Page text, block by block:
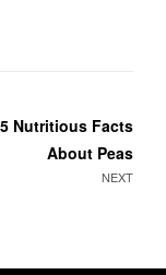
NEXT
Nutritious Facts
About Peas